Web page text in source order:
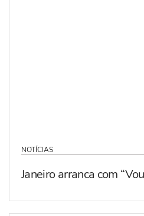
NOTÍCIAS
Janeiro arranca com